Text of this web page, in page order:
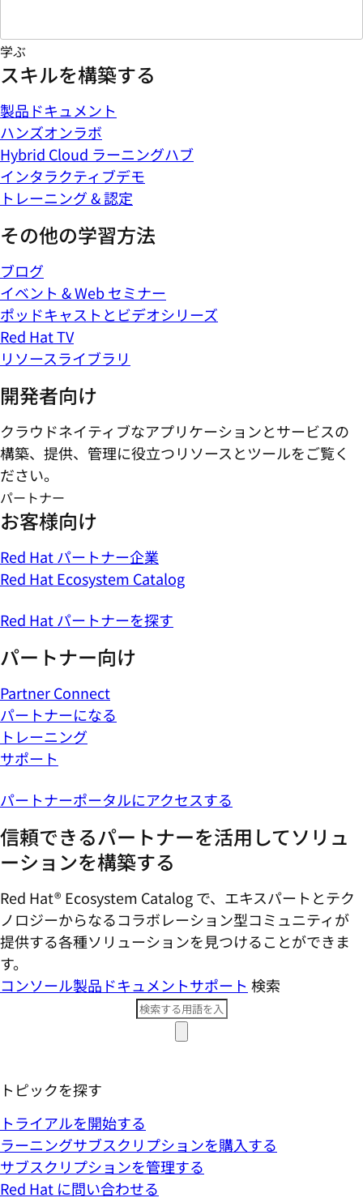
学ぶ
スキルを構築する
製品ドキュメント
ハンズオンラボ
Hybrid Cloud ラーニングハブ
インタラクティブデモ
トレーニング & 認定
その他の学習方法
ブログ
イベント & Web セミナー
ポッドキャストとビデオシリーズ
Red Hat TV
リソースライブラリ
開発者向け
クラウドネイティブなアプリケーションとサービスの
構築、提供、管理に役立つリソースとツールをご覧く
ださい。
パートナー
お客様向け
Red Hat パートナー企業
Red Hat Ecosystem Catalog
Red Hat パートナーを探す
パートナー向け
Partner Connect
パートナーになる
トレーニング
サポート
パートナーポータルにアクセスする
信頼できるパートナーを活用してソリュ
ーションを構築する
Red Hat® Ecosystem Catalog で、エキスパートとテク
ノロジーからなるコラボレーション型コミ​ュニティが
提供する各種ソリューションを見つけることができま
す。
コンソール製品ドキュメントサポート 検索
トピックを探す
トライアルを開始する
ラーニングサブスクリプションを購入する
サブスクリプションを管理する
Red Hat に問い合わせる